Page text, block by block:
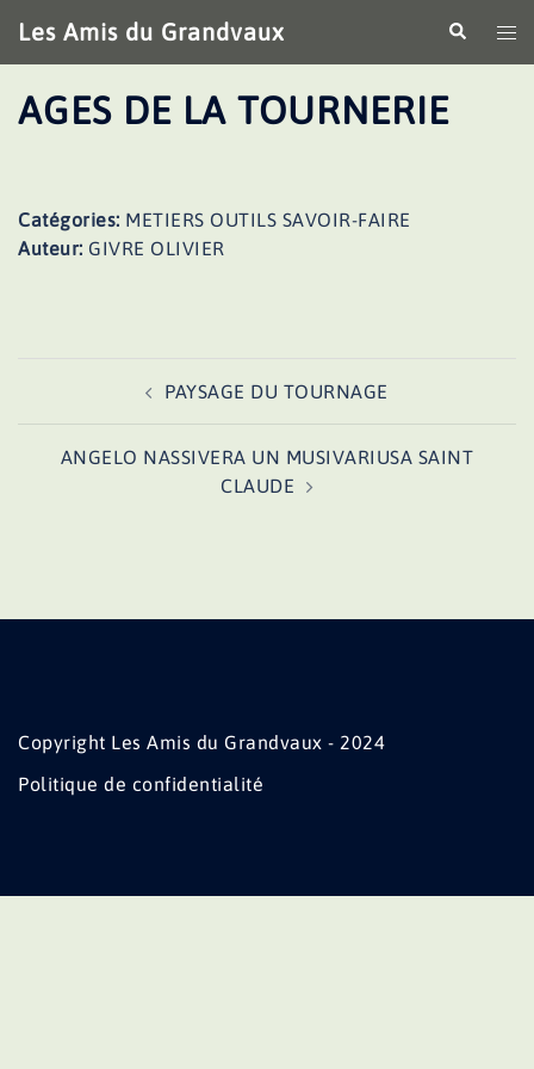
au
contenu
Les Amis du Grandvaux
le
AGES DE LA TOURNERIE
Catégories: METIERS OUTILS SAVOIR-FAIRE
Auteur: GIVRE OLIVIER
PAYSAGE DU TOURNAGE
ANGELO NASSIVERA UN MUSIVARIUSA SAINT
CLAUDE
Copyright Les Amis du Grandvaux - 2024
Politique de confidentialité